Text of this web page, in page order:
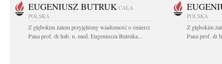
EUGENIUSZ BUTRUK CAŁA
POLSKA
Z głębokim żalem przyjęliśmy wiadomość o śmierci
Pana prof. dr hab. n. med. Eugeniusza Butruka...
POLSKA
Z głębokim
Pana prof. dr